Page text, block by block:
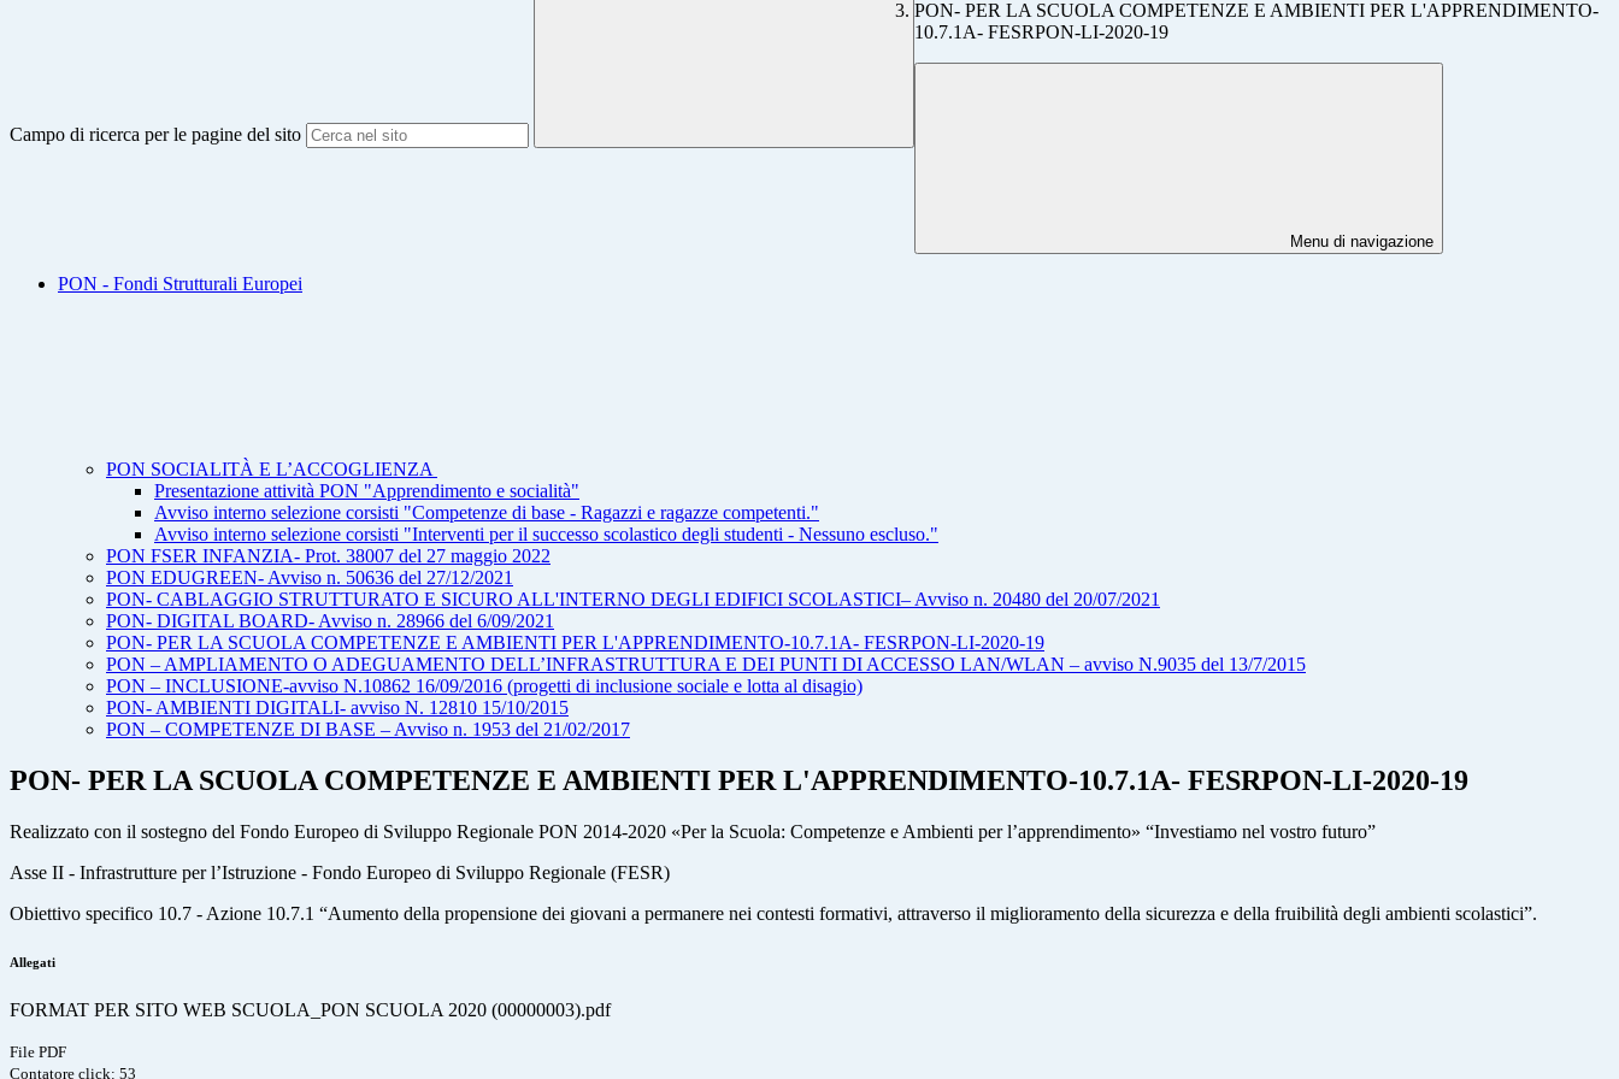
Campo di ricerca per le pagine del sito
PON- PER LA SCUOLA COMPETENZE E AMBIENTI PER L'APPRENDIMENTO-
10.7.1A- FESRPON-LI-2020-19
Menu di navigazione
PON - Fondi Strutturali Europei
PON SOCIALITÀ E L’ACCOGLIENZA
Presentazione attività PON "Apprendimento e socialità"
Avviso interno selezione corsisti "Competenze di base - Ragazzi e ragazze competenti."
Avviso interno selezione corsisti "Interventi per il successo scolastico degli studenti - Nessuno escluso."
PON FSER INFANZIA- Prot. 38007 del 27 maggio 2022
PON EDUGREEN- Avviso n. 50636 del 27/12/2021
PON- CABLAGGIO STRUTTURATO E SICURO ALL'INTERNO DEGLI EDIFICI SCOLASTICI– Avviso n. 20480 del 20/07/2021
PON- DIGITAL BOARD- Avviso n. 28966 del 6/09/2021
PON- PER LA SCUOLA COMPETENZE E AMBIENTI PER L'APPRENDIMENTO-10.7.1A- FESRPON-LI-2020-19
PON – AMPLIAMENTO O ADEGUAMENTO DELL’INFRASTRUTTURA E DEI PUNTI DI ACCESSO LAN/WLAN – avviso N.9035 del 13/7/2015
PON – INCLUSIONE-avviso N.10862 16/09/2016 (progetti di inclusione sociale e lotta al disagio)
PON- AMBIENTI DIGITALI- avviso N. 12810 15/10/2015
PON – COMPETENZE DI BASE – Avviso n. 1953 del 21/02/2017
PON- PER LA SCUOLA COMPETENZE E AMBIENTI PER L'APPRENDIMENTO-10.7.1A- FESRPON-LI-2020-19
Realizzato con il sostegno del Fondo Europeo di Sviluppo Regionale PON 2014-2020 «Per la Scuola: Competenze e Ambienti per l’apprendimento» “Investiamo nel vostro futuro”
Asse II - Infrastrutture per l’Istruzione - Fondo Europeo di Sviluppo Regionale (FESR)
Obiettivo specifico 10.7 - Azione 10.7.1 “Aumento della propensione dei giovani a permanere nei contesti formativi, attraverso il miglioramento della sicurezza e della fruibilità degli ambienti scolastici”.
Allegati
FORMAT PER SITO WEB SCUOLA_PON SCUOLA 2020 (00000003).pdf
File PDF
Contatore click: 53